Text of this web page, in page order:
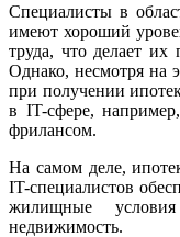
Специалисты в
имеют хороший
труда, что делает
Однако, несмотря на
при получении
в IT-сфере,
фрилансом.
На самом деле,
IT-специалистов
жилищные
недвижимость.